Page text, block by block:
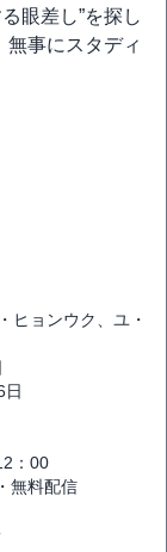
眼差し”を探し
無事にスタディ
ヒョンウク、ユ・
日
：00
無料配信